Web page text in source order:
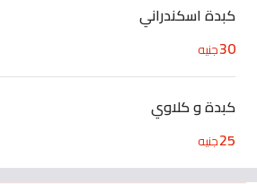
كبدة اسكندراني
30جنيه
كبدة و كلاوي
25جنيه